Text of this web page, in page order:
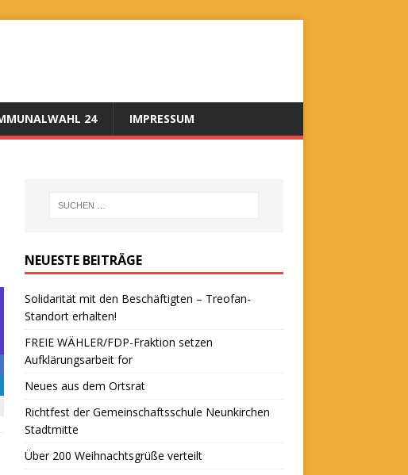
24 IMPRESSUM
NEUESTE BEITRÄGE
Solidarität mit den Beschäftigten – Treofan-
Standort erhalten!
FREIE WÄHLER/FDP-Fraktion setzen
Aufklärungsarbeit for
Neues aus dem Ortsrat
Richtfest der Gemeinschaftsschule Neunkirchen
Stadtmitte
Über 200 Weihnachtsgrüße verteilt